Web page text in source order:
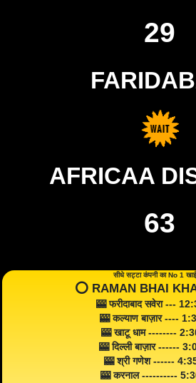
29
AFRICAA
63
सीधे सट्टा कंपनी का No 1
⭕️ RAMAN BHAI
🎰 फरीदाबाद सवेरा ---
🎰 कल्याण बाज़ार ----
🎰 खाटू धाम --------
🎰 दिल्ली बाज़ार ------
🎰 श्री गणेश ------
🎰 करनाल ----------